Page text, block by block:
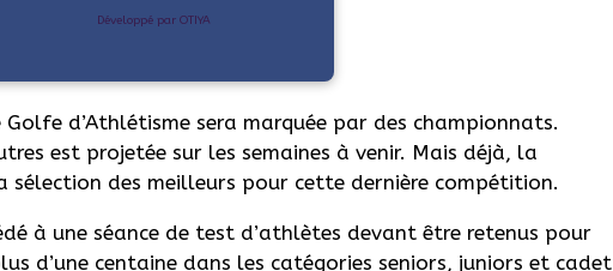
Développé par OTIYA
d’Athlétisme sera marquée par des championnats.
est projetée sur les semaines à venir. Mais déjà, la
sélection des meilleurs pour cette dernière compétition.
à une séance de test d’athlètes devant être retenus pour
d’une centaine dans les catégories seniors, juniors et cadet